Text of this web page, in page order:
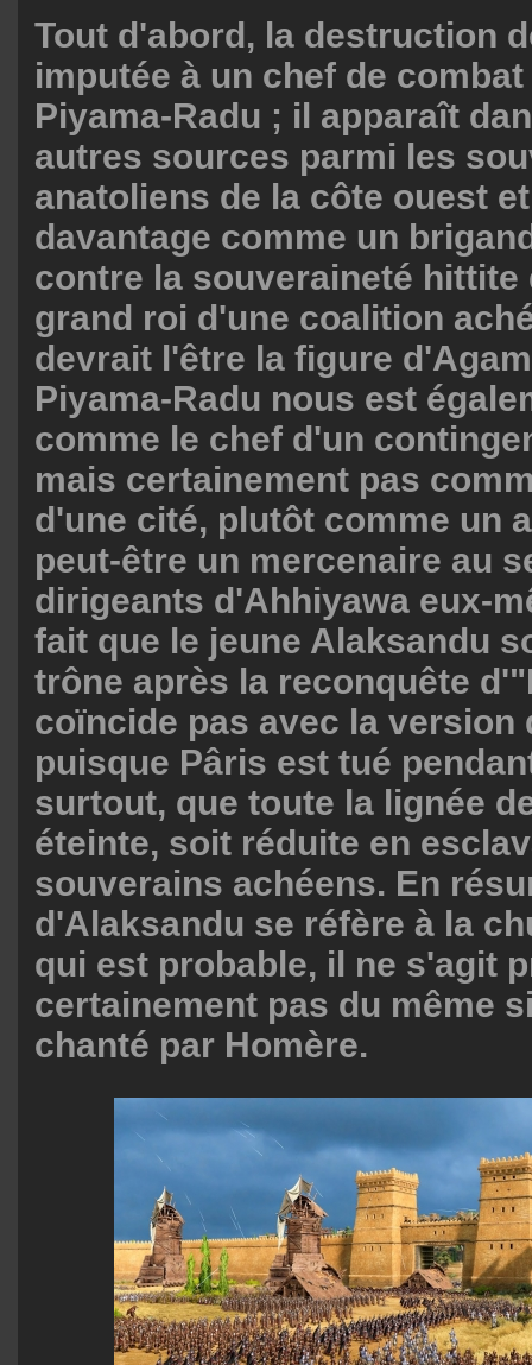
Tout d'abord, la destruction
imputée à un chef de
Piyama-Radu ; il apparaît
autres sources parmi les
anatoliens de la côte ouest
davantage comme un
contre la souveraineté hittite
grand roi d'une coalition
devrait l'être la figure
Piyama-Radu nous est
comme le chef d'un
mais certainement pas
d'une cité, plutôt comme un
peut-être un mercenaire au
dirigeants d'Ahhiyawa eux-
fait que le jeune Alaksandu
trône après la reconquête
coïncide pas avec la version
puisque Pâris est tué
surtout, que toute la lignée
éteinte, soit réduite en
souverains achéens. En
d'Alaksandu se réfère à la
qui est probable, il ne s'agit
certainement pas du même
chanté par Homère.